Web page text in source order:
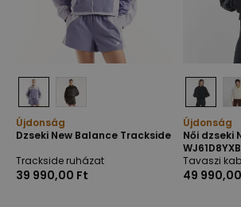
Újdonság
Dzseki New Balance Trackside
Trackside ruházat
39 990,00 Ft
Újdonság
Női dzseki
Tavaszi
49